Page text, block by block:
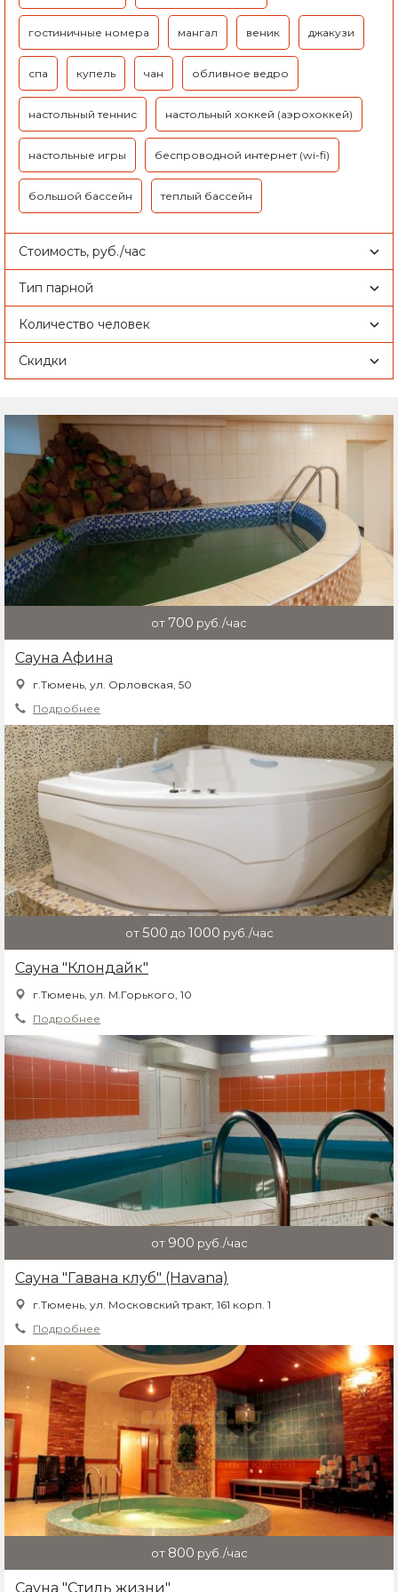
гостиничные номера мангал веник джакузи
спа купель чан обливное ведро
настольный теннис настольный хоккей (аэрохоккей)
настольные игры беспроводной интернет (wi-fi)
большой бассейн теплый бассейн
Стоимость, руб./час
Тип парной
Количество человек
Скидки
от 700 руб./час
Сауна Афина
г.Тюмень, ул. Орловская, 50
Подробнее
от500 до 1000 руб./час
Сауна "Клондайк"
г.Тюмень, ул. М.Горького, 10
Подробнее
от 900 руб./час
Сауна "Гавана клуб" (Havana)
г.Тюмень, ул. Московский тракт, 161 корп. 1
Подробнее
от 800 руб./час
Сауна "Стиль жизни"